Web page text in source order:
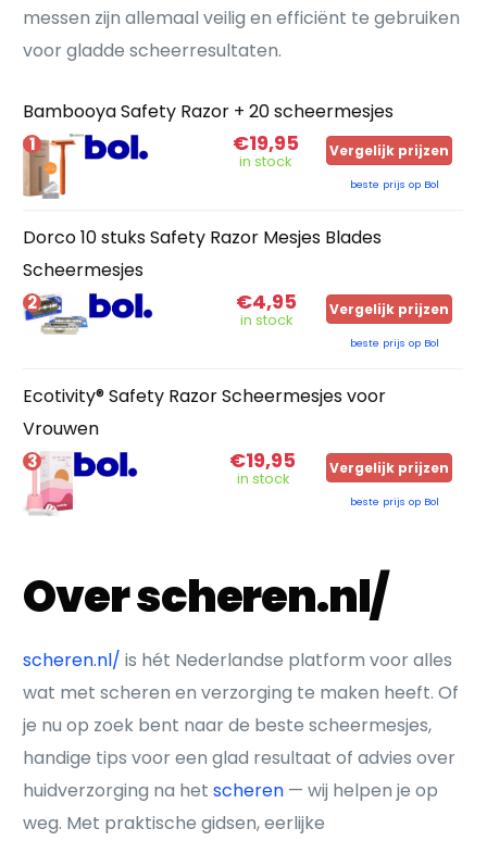
messen zijn allemaal veilig en efficiënt te gebruiken
voor gladde scheerresultaten.
Bambooya Safety Razor + 20 scheermesjes
1 €19,95
in stock
Vergelijk prijzen
beste prijs op Bol
Dorco 10 stuks Safety Razor Mesjes Blades
Scheermesjes
2 €4,95
in stock
Vergelijk prijzen
beste prijs op Bol
Ecotivity® Safety Razor Scheermesjes voor
Vrouwen
3 €19,95
in stock
Vergelijk prijzen
beste prijs op Bol
Over scheren.nl/
scheren.nl/ is hét Nederlandse platform voor alles
wat met scheren en verzorging te maken heeft. Of
je nu op zoek bent naar de beste scheermesjes,
handige tips voor een glad resultaat of advies over
huidverzorging na hetscheren — wij helpen je op
weg. Met praktische gidsen, eerlijke